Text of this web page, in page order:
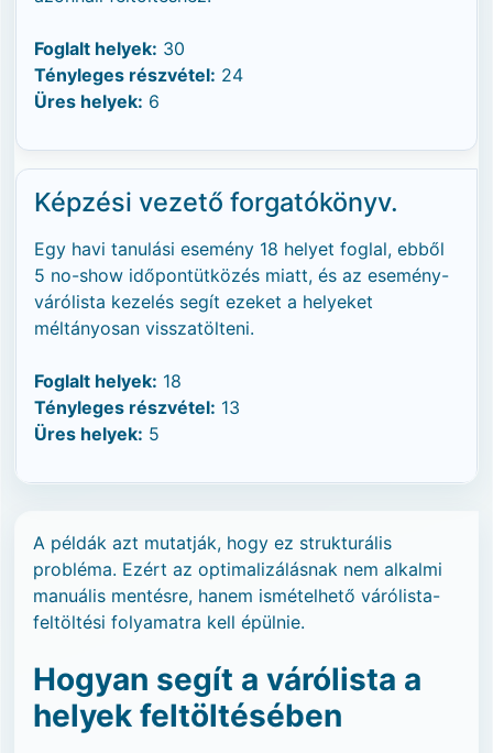
Foglalt helyek: 30
Tényleges részvétel: 24
Üres helyek: 6
Képzési vezető forgatókönyv.
Egy havi tanulási esemény 18 helyet foglal, ebből
5 no-show időpontütközés miatt, és az esemény-
várólista kezelés segít ezeket a helyeket
méltányosan visszatölteni.
Foglalt helyek: 18
Tényleges részvétel: 13
Üres helyek: 5
A példák azt mutatják, hogy ez strukturális
probléma. Ezért az optimalizálásnak nem alkalmi
manuális mentésre, hanem ismételhető várólista-
feltöltési folyamatra kell épülnie.
Hogyan segít a várólista a
helyek feltöltésében